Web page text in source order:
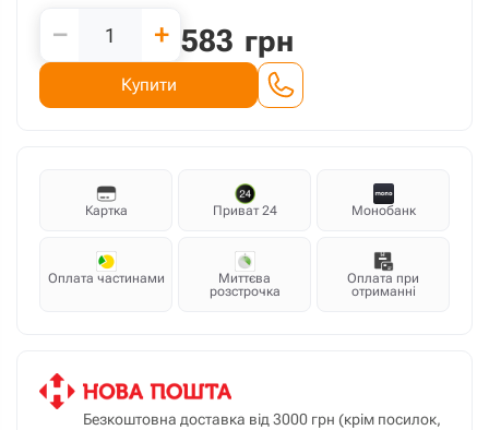
− + 583 грн
Купити
Картка Приват 24 Монобанк
Оплата частинами
Миттєва
розстрочка
Оплата при
отриманні
Безкоштовна доставка від 3000 грн (крім посилок,